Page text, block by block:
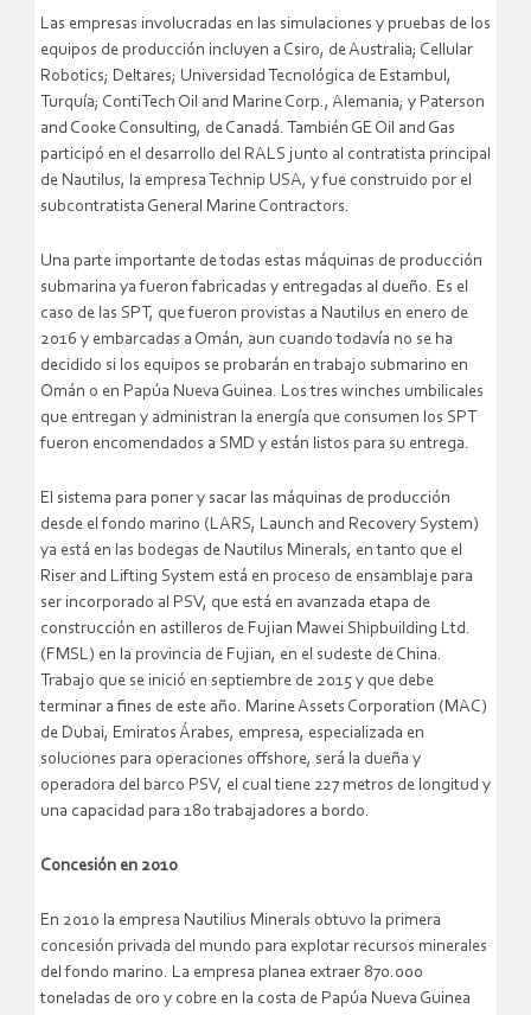
Las empresas involucradas en las simulaciones y pruebas de los
equipos de producción incluyen a Csiro, de Australia; Cellular
Robotics; Deltares; Universidad Tecnológica de Estambul,
Turquía; ContiTech Oil and Marine Corp., Alemania; y Paterson
and Cooke Consulting, de Canadá. También GE Oil and Gas
participó en el desarrollo del RALS junto al contratista principal
de Nautilus, la empresa Technip USA, y fue construido por el
subcontratista General Marine Contractors.
Una parte importante de todas estas máquinas de producción
submarina ya fueron fabricadas y entregadas al dueño. Es el
caso de las SPT, que fueron provistas a Nautilus en enero de
2016 y embarcadas a Omán, aun cuando todavía no se ha
decidido si los equipos se probarán en trabajo submarino en
Omán o en Papúa Nueva Guinea. Los tres winches umbilicales
que entregan y administran la energía que consumen los SPT
fueron encomendados a SMD y están listos para su entrega.
El sistema para poner y sacar las máquinas de producción
desde el fondo marino (LARS, Launch and Recovery System)
ya está en las bodegas de Nautilus Minerals, en tanto que el
Riser and Lifting System está en proceso de ensamblaje para
ser incorporado al PSV, que está en avanzada etapa de
construcción en astilleros de Fujian Mawei Shipbuilding Ltd.
(FMSL) en la provincia de Fujian, en el sudeste de China.
Trabajo que se inició en septiembre de 2015 y que debe
terminar a fines de este año. Marine Assets Corporation (MAC)
de Dubai, Emiratos Árabes, empresa, especializada en
soluciones para operaciones offshore, será la dueña y
operadora del barco PSV, el cual tiene 227 metros de longitud y
una capacidad para 180 trabajadores a bordo.
Concesión en 2010
En 2010 la empresa Nautilius Minerals obtuvo la primera
concesión privada del mundo para explotar recursos minerales
del fondo marino. La empresa planea extraer 870.000
toneladas de oro y cobre en la costa de Papúa Nueva Guinea